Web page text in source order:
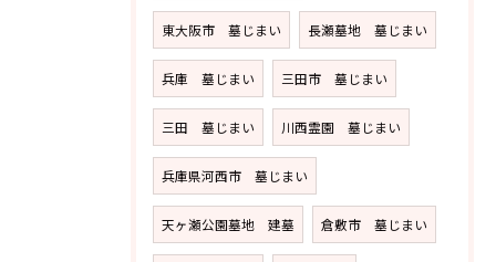
東大阪市 墓じまい 長瀬墓地 墓じまい
兵庫 墓じまい 三田市 墓じまい
三田 墓じまい 川西霊園 墓じまい
兵庫県河西市 墓じまい
天ヶ瀬公園墓地 建墓 倉敷市 墓じまい